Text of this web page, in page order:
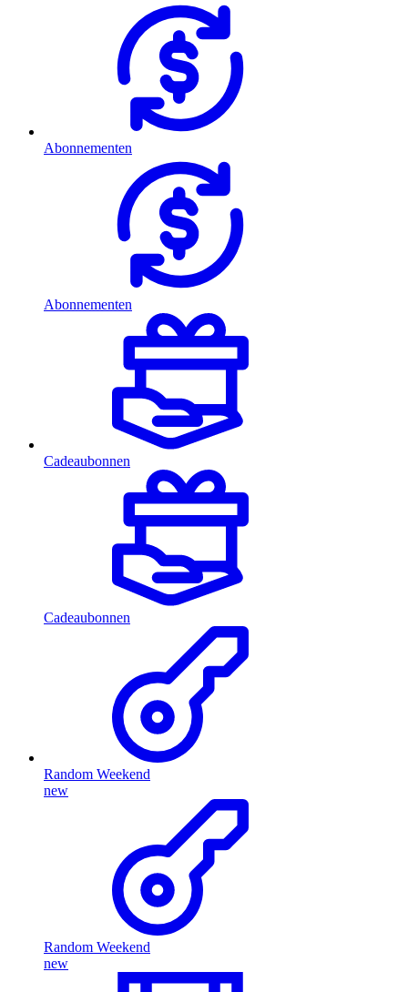
Abonnementen
Abonnementen
Cadeaubonnen
Cadeaubonnen
Random Weekend
new
Random Weekend
new